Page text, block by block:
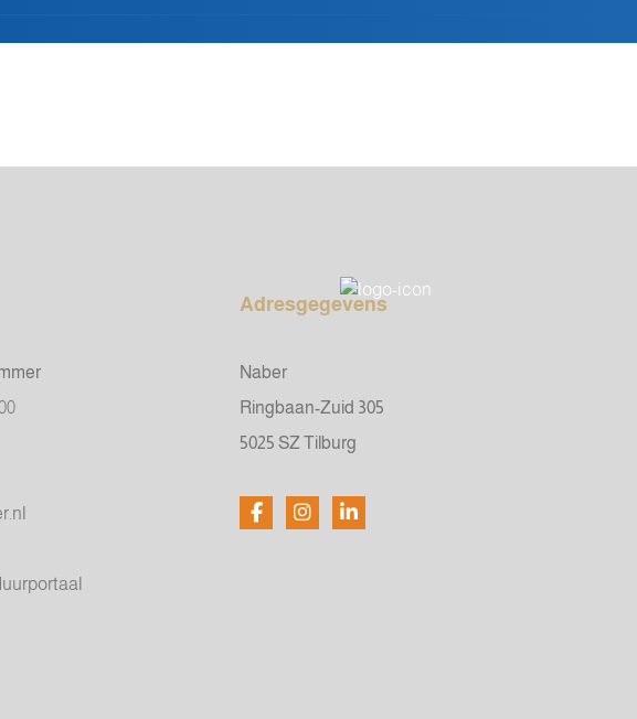
Adresgegevens
Naber
Ringbaan-Zuid 305
5025 SZ Tilburg